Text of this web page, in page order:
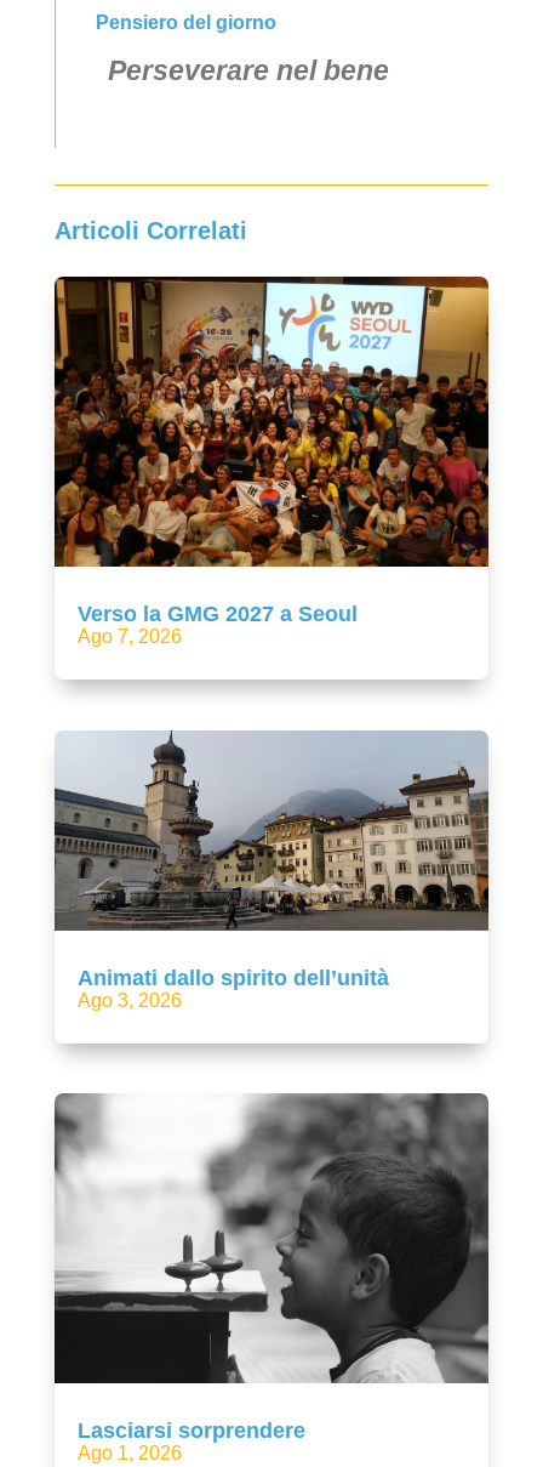
Pensiero del giorno
Perseverare nel bene
Articoli Correlati
Verso la GMG 2027 a Seoul
Ago 7, 2026
Animati dallo spirito dell’unità
Ago 3, 2026
Lasciarsi sorprendere
Ago 1, 2026